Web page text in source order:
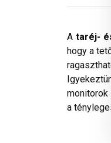
A taréj-
hogy a
monitorok
a